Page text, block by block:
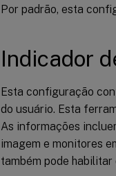
Por padrão, esta
Indicador
Esta configuração
do usuário. Esta
As informações
imagem e monitores
também pode